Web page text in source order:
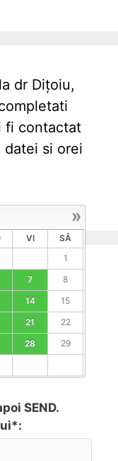
dr Dițoiu,
fi contactat
si orei
»
VI
SÂ
1
7
8
14
15
21
22
28
29
SEND.